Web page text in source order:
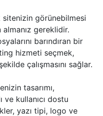
sitenizin görünebilmesi
gereklidir.
barındıran bir
hizmeti seçmek,
çalışmasını sağlar.
tasarımı,
ve kullanıcı dostu
yazı tipi, logo ve